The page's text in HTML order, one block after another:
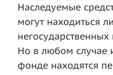
Наследуемые
могут находиться
Но в любом случае
фонде находятся